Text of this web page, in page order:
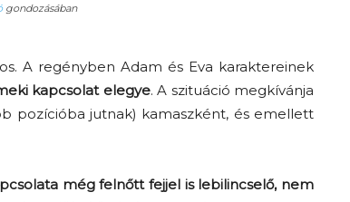
gondozásában
A regényben Adam és Eva karaktereinek
kapcsolat elegye. A szituáció megkívánja
pozícióba jutnak) kamaszként, és emellett
még felnőtt fejjel is lebilincselő, nem